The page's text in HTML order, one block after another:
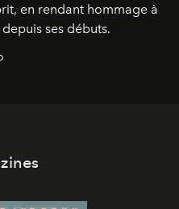
en rendant hommage à
ses débuts.